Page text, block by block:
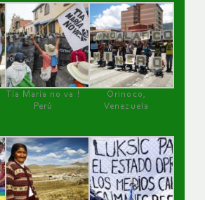
Tía María no va !
Perú
Orinoco,
Venezuela